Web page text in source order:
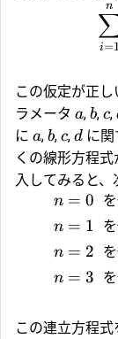
i=1
n
この仮定が正し
ラメータ a, b, c,
に a, b, c, d に
くの線形方程
入してみると
n
n
n
n
= 0
= 1
= 2
= 3
この連立方程式